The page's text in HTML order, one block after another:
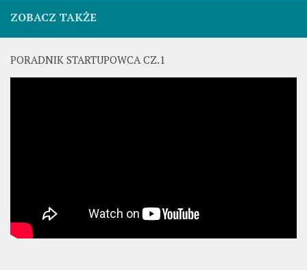
ZOBACZ TAKŻE
PORADNIK STARTUPOWCA CZ.1